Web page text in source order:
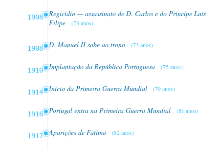
1908
Regicídio — assassinato de D. Carlos e do Príncipe Luís
Filipe
(73 anos)
1908 D. Manuel II sobe ao trono (73 anos)
1910 Implantação da República Portuguesa (75 anos)
1914 Início da Primeira Guerra Mundial (79 anos)
1916 Portugal entra na Primeira Guerra Mundial (81 anos)
1917 Aparições de Fátima (82 anos)